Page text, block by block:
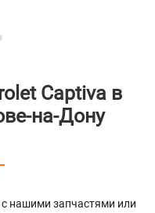
Captiva в
на-Дону
нашими запчастями или